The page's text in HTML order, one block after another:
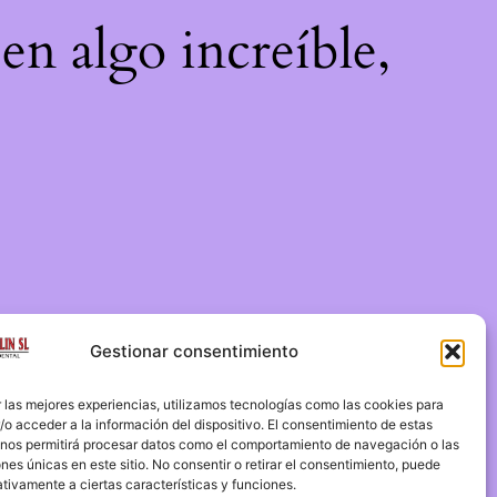
Gestionar consentimiento
las mejores experiencias, utilizamos tecnologías como las cookies para
o acceder a la información del dispositivo. El consentimiento de estas
permitirá procesar datos como el comportamiento de navegación o las
únicas en este sitio. No consentir o retirar el consentimiento, puede
a ciertas características y funciones.
en algo increíble,